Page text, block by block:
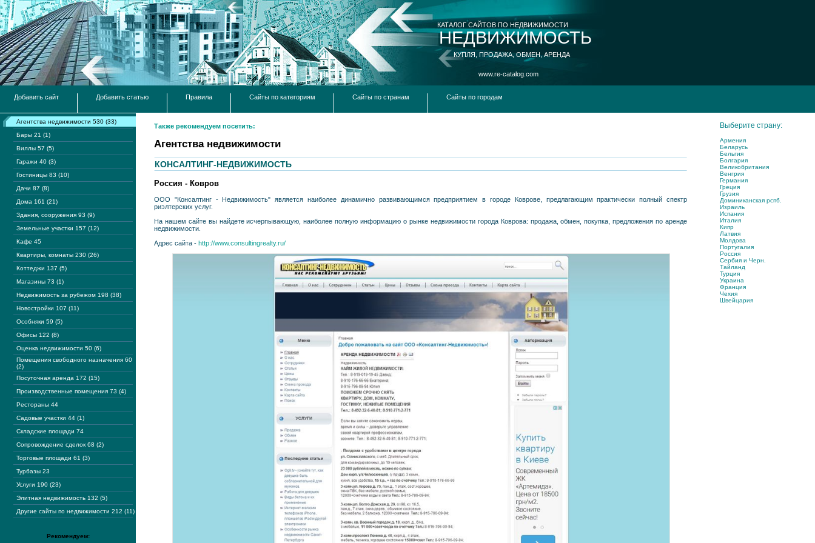
КАТАЛОГ САЙТОВ ПО НЕДВИЖИМОСТИ
НЕДВИЖИМОСТЬ
КУПЛЯ, ПРОДАЖА, ОБМЕН, АРЕНДА
www.re-catalog.com
Добавить сайт Добавить статью Правила Сайты по категориям Сайты по странам Сайты по городам
Агентства недвижимости 530 (33)
Бары 21 (1)
Виллы 57 (5)
Гаражи 40 (3)
Гостиницы 83 (10)
Дачи 87 (8)
Дома 161 (21)
Здания, сооружения 93 (9)
Земельные участки 157 (12)
Кафе 45
Квартиры, комнаты 230 (26)
Коттеджи 137 (5)
Магазины 73 (1)
Недвижимость за рубежом 198 (38)
Новостройки 107 (11)
Особняки 59 (5)
Офисы 122 (8)
Оценка недвижимости 50 (6)
Помещения свободного назначения 60
(2)
Посуточная аренда 172 (15)
Производственные помещения 73 (4)
Рестораны 44
Садовые участки 44 (1)
Складские площади 74
Сопровождение сделок 68 (2)
Торговые площади 61 (3)
Турбазы 23
Услуги 190 (23)
Элитная недвижимость 132 (5)
Другие сайты по недвижимости 212 (11)
Рекомендуем:
Также рекомендуем посетить:
Агентства недвижимости
КОНСАЛТИНГ-НЕДВИЖИМОСТЬ
Россия - Ковров
ООО "Консалтинг - Недвижимость" является наиболее динамично развивающимся предприятием в городе Коврове, предлагающим практически полный спектр
риэлтерских услуг.
На нашем сайте вы найдете исчерпывающую, наиболее полную информацию о рынке недвижимости города Коврова: продажа, обмен, покупка, предложения по аренде
недвижимости.
Адрес сайта - http://www.consultingrealty.ru/
Выберите страну:
Армения
Беларусь
Бельгия
Болгария
Великобритания
Венгрия
Германия
Греция
Грузия
Доминиканская рспб.
Израиль
Испания
Италия
Кипр
Латвия
Молдова
Португалия
Россия
Сербия и Черн.
Тайланд
Турция
Украина
Франция
Чехия
Швейцария